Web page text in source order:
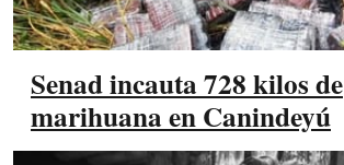
Senad incauta 728 kilos de
marihuana en Canindeyú